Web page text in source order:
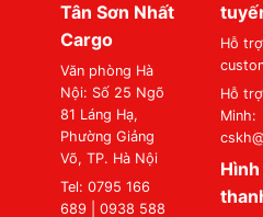
Tân Sơn Nhất
Cargo
Văn phòng Hà
Nội: Số 25 Ngõ
81 Láng Hạ,
Phường Giảng
Võ, TP. Hà Nội
Tel: 0795 166
689 | 0938 588
Hỗ
Hỗ
Minh: